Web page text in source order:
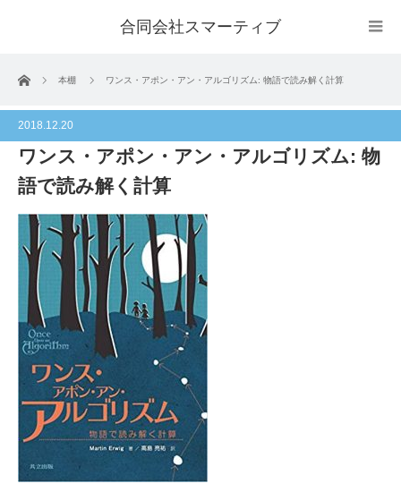
合同会社スマーティブ
ホーム 本棚 ワンス・アポン・アン・アルゴリズム: 物語で読み解く計算
2018.12.20
ワンス・アポン・アン・アルゴリズム: 物
語で読み解く計算